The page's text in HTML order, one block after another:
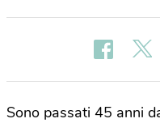
Sono passati 45 anni